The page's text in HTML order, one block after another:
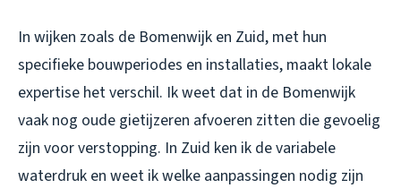
In wijken zoals de Bomenwijk en Zuid, met hun
specifieke bouwperiodes en installaties, maakt lokale
expertise het verschil. Ik weet dat in de Bomenwijk
vaak nog oude gietijzeren afvoeren zitten die gevoelig
zijn voor verstopping. In Zuid ken ik de variabele
waterdruk en weet ik welke aanpassingen nodig zijn